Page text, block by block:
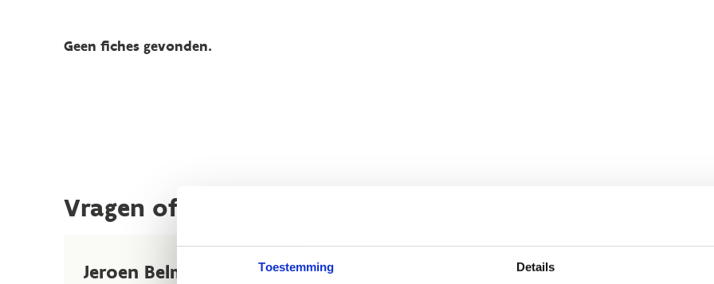
Toestemming Details
Geen fiches gevonden.
Vragen of meer info?
Jeroen Belmans Sven Meert